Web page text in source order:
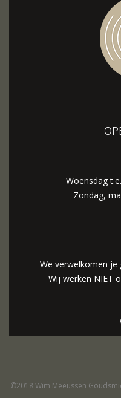
Woensdag
Zondag,
We verwelkomen je
Wij werken NIET
©2018 Wim Meeussen